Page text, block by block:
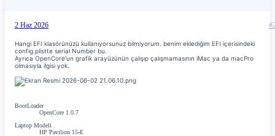
2 Haz 2026
Hangi EFI klasörünüzü kullanıyorsunuz bilmiyorum. benim eklediğim EFI içerisindeki
config.plistte serial Number bu.
Ayrıca OpenCore'un grafik arayüzünün çalışıp çalışmamasının iMac ya da macPro
olmasıyla ilgisi yok.
BootLoader
OpenCore 1.0.7
Laptop Modeli
HP Pavilion 15-E